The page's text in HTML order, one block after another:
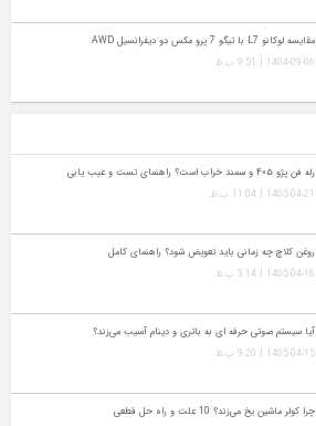
مقایسه لوکانو L7 با تیگو 7 پرو مکس دو دیفرانسیل AWD
1404-09-06 | 9:51 ب.ظ
رله فن پژو ۴۰۵ و سمند خراب است؟ راهنمای تست و عیب‌ یابی
1405-04-21 | 11:04 ب.ظ
روغن کلاچ چه زمانی باید تعویض شود؟ راهنمای کامل
1405-04-16 | 3:14 ب.ظ
آیا سیستم صوتی حرفه‌ ای به باتری و دینام آسیب می‌زند؟
1405-04-15 | 9:20 ب.ظ
چرا کولر ماشین یخ می‌زند؟ 10 علت و راه‌ حل قطعی